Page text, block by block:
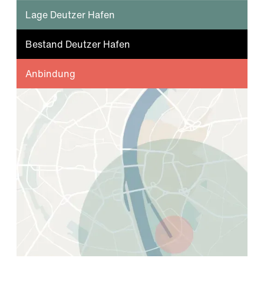
Lage Deutzer Hafen
Bestand Deutzer Hafen
Anbindung